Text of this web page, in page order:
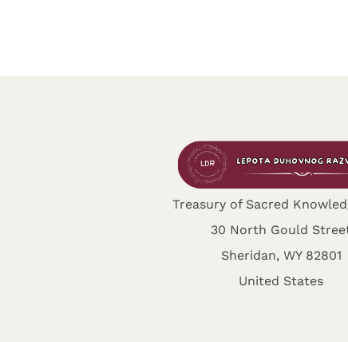
Treasury of Sacred
30 North Gould
Sheridan, WY 82801
United States